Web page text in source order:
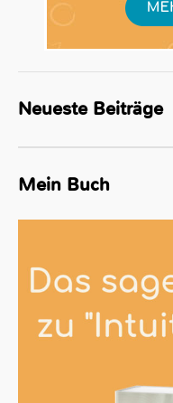
Neueste Beiträge
Mein Buch